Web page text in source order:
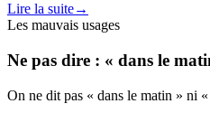
Lire la suite→
Les mauvais usages
Ne pas dire : « dans le
On ne dit pas « dans le matin » ni